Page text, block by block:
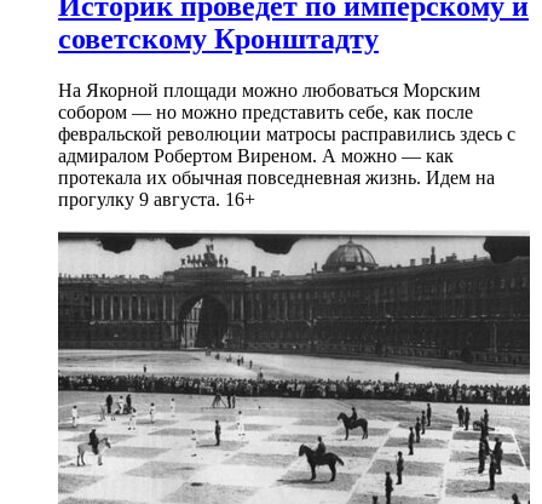
Историк проведет по имперскому и
советскому Кронштадту
На Якорной площади можно любоваться Морским
собором — но можно представить себе, как после
февральской революции матросы расправились здесь с
адмиралом Робертом Виреном. А можно — как
протекала их обычная повседневная жизнь. Идем на
прогулку 9 августа. 16+